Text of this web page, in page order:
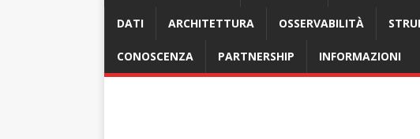
DATI ARCHITETTURA OSSERVABILITÀ
CONOSCENZA PARTNERSHIP INFORMAZIONI